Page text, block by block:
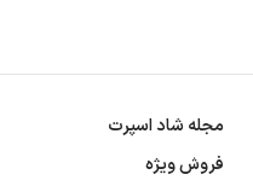
مجله شاد اسپرت
فروش ویژه